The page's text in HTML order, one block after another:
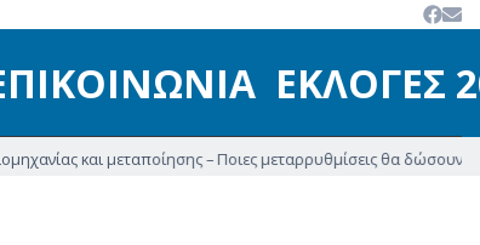
ΕΚΛΟΓΕΣ
και μεταποίησης – Ποιες μεταρρυθμίσεις θα δώσουν νέα